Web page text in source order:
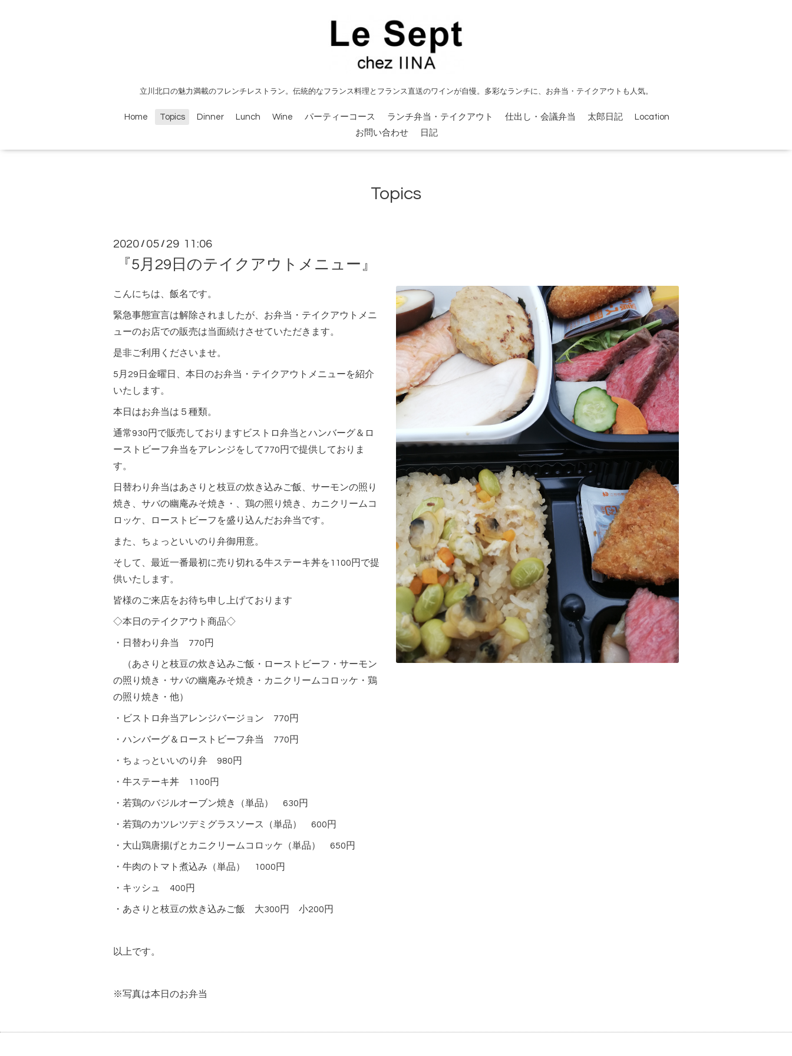
立川北口の魅力満載のフレンチレストラン。伝統的なフランス料理とフランス直送のワインが自慢。多彩なランチに、お弁当・テイクアウトも人気。
Home Topics Dinner Lunch Wine パーティーコース ランチ弁当・テイクアウト 仕出し・会議弁当 太郎日記
Location
お問い合わせ
日記
Topics
2020 / 05 / 29 11:06
『5月29日のテイクアウトメニュー』
こんにちは、飯名です。
緊急事態宣言は解除されましたが、お弁当・テイクアウトメニ
ューのお店での販売は当面続けさせていただきます。
是非ご利用くださいませ。
5月29日金曜日、本日のお弁当・テイクアウトメニューを紹介
いたします。
本日はお弁当は５種類。
通常930円で販売しておりますビストロ弁当とハンバーグ＆ロ
ーストビーフ弁当をアレンジをして770円で提供しておりま
す。
日替わり弁当はあさりと枝豆の炊き込みご飯、サーモンの照り
焼き、サバの幽庵みそ焼き・、鶏の照り焼き、カニクリームコ
ロッケ、ローストビーフを盛り込んだお弁当です。
また、ちょっといいのり弁御用意。
そして、最近一番最初に売り切れる牛ステーキ丼を1100円で提
供いたします。
皆様のご来店をお待ち申し上げております
◇本日のテイクアウト商品◇
・日替わり弁当 770円
（あさりと枝豆の炊き込みご飯・ローストビーフ・サーモン
の照り焼き・サバの幽庵みそ焼き・カニクリームコロッケ・鶏
の照り焼き・他）
・ビストロ弁当アレンジバージョン 770円
・ハンバーグ＆ローストビーフ弁当 770円
・ちょっといいのり弁 980円
・牛ステーキ丼 1100円
・若鶏のバジルオーブン焼き（単品） 630円
・若鶏のカツレツデミグラスソース（単品） 600円
・大山鶏唐揚げとカニクリームコロッケ（単品） 650円
・牛肉のトマト煮込み（単品） 1000円
・キッシュ 400円
・あさりと枝豆の炊き込みご飯 大300円 小200円
以上です。
※写真は本日のお弁当